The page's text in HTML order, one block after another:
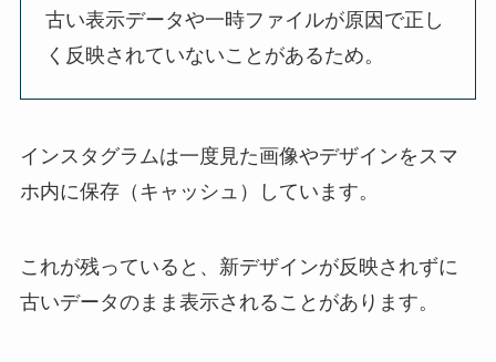
古い表示データや一時ファイルが原因で正し
く反映されていないことがあるため。
インスタグラムは一度見た画像やデザインをスマ
ホ内に保存（キャッシュ）しています。
これが残っていると、 新デザインが反映されずに
古いデータのまま表示される ことがあります。